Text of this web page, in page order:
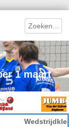
Search
1 maart